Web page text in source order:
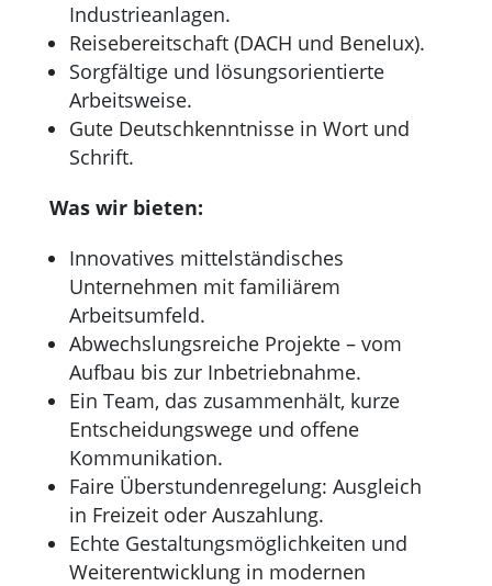
Industrieanlagen.
Reisebereitschaft (DACH und Benelux).
Sorgfältige und lösungsorientierte
Arbeitsweise.
Gute Deutschkenntnisse in Wort und
Schrift.
Was wir bieten:
Innovatives mittelständisches
Unternehmen mit familiärem
Arbeitsumfeld.
Abwechslungsreiche Projekte – vom
Aufbau bis zur Inbetriebnahme.
Ein Team, das zusammenhält, kurze
Entscheidungswege und offene
Kommunikation.
Faire Überstundenregelung: Ausgleich
in Freizeit oder Auszahlung.
Echte Gestaltungsmöglichkeiten und
Weiterentwicklung in modernen